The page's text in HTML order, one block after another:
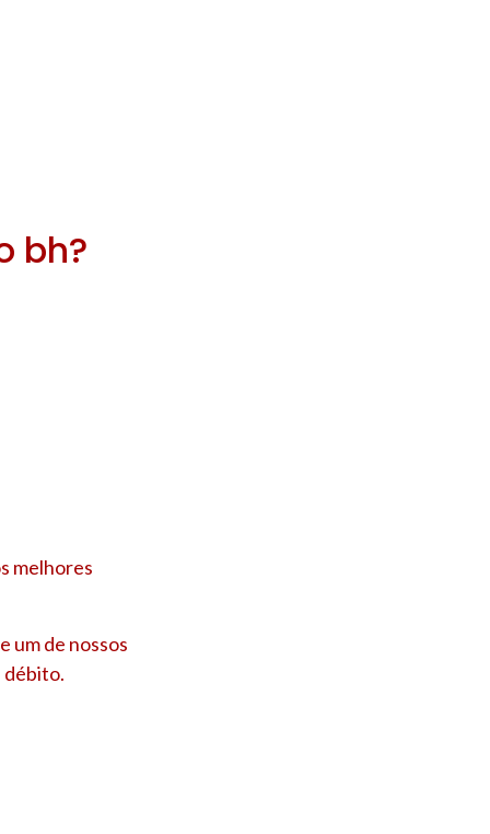
bh?
melhores
um de nossos
débito.